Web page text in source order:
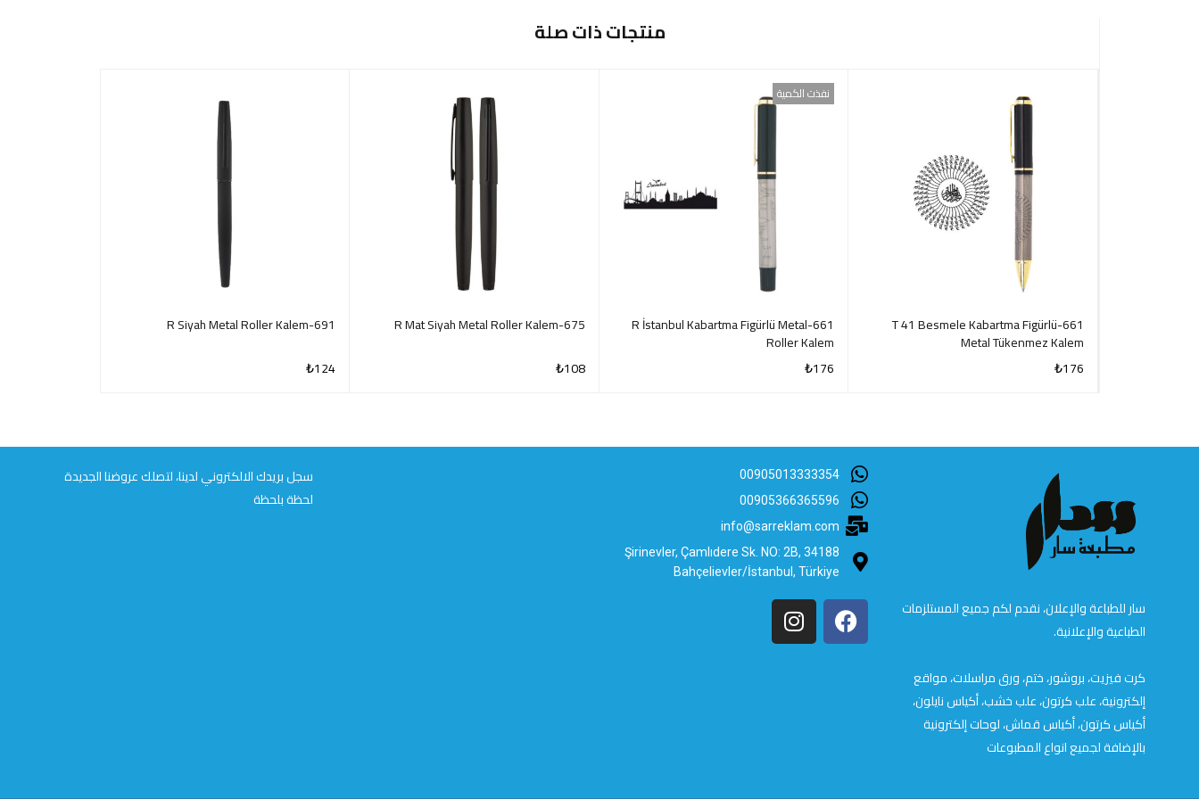
منتجات ذات صلة
661-T 41 Besmele Kabartma Figürlü
Metal Tükenmez Kalem
₺176
نفذت الكمية
661-R İstanbul Kabartma Figürlü Metal
Roller Kalem
₺176
675-R Mat Siyah Metal Roller Kalem
₺108
691-R Siyah Metal Roller Kalem
₺124
سار للطباعة والإعلان، نقدم لكم جميع المستلزمات
الطباعية والإعلانية.
كرت فيزيت، بروشور، ختم، ورق مراسلات، مواقع
إلكترونية، علب كرتون، علب خشب، أكياس نايلون،
أكياس كرتون، أكياس قماش، لوحات إلكترونية
بالإضافة لجميع انواع المطبوعات
00905013333354
00905366365596
info@sarreklam.com
Şirinevler, Çamlıdere Sk. NO: 2B, 34188
Bahçelievler/İstanbul, Türkiye
سجل بريدك الالكتروني لدينا، لتصلك عروضنا الجديدة
لحظة بلحظة